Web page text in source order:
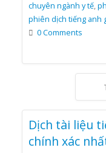
chuyên ngành y tế,
phiên dịch tiếng anh
0 Comments
Dịch tài liệu
chính xác